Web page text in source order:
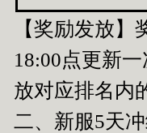
【奖励发放
18:00点更新
放对应排名内
二、新服5天